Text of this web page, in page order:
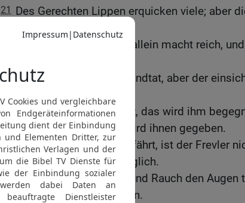
21
Des Gerechten Lippen erquicken viele; aber
an ihrer Torheit sterben.
Der Segen des HERRN allein macht reich,
23 Ein Tor hat Lust an Schandtat, aber der
Weisheit.
24
Was der Frevler fürchtet, das wird ihm
die Gerechten begehren, wird ihnen gegeben.
25 Wenn das Wetter daherfährt, ist der Frevler
Gerechte aber besteht ewiglich.
26 Wie Essig den Zähnen und Rauch den Augen
Faule denen, die ihn senden.